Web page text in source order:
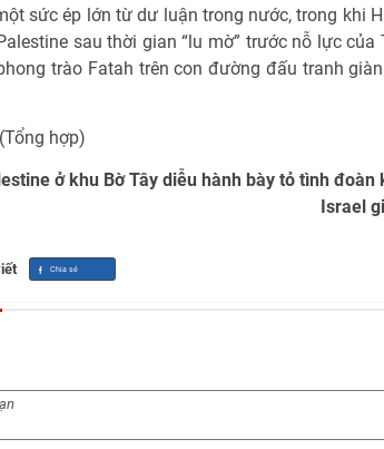
sức ép lớn từ dư luận trong nước, trong khi
sau thời gian “lu mờ” trước nỗ lực của
trào Fatah trên con đường đấu tranh
hợp)
ở khu Bờ Tây diễu hành bày tỏ tình
Israel